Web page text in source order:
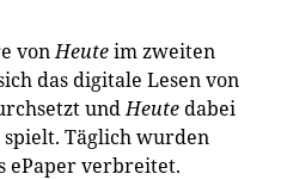
vonHeuteim zweiten
das digitale Lesen von
undHeutedabei
Täglich wurden
ePaper verbreitet.